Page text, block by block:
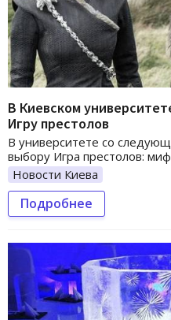
В Киевском
Игру престолов
В университете со
выбору Игра престолов:
Новости Киева
Подробнее